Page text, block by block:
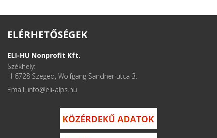
ELÉRHETŐSÉGEK
ELI-HU Nonprofit Kft.
Székhely:
H-6728 Szeged, Wolfgang Sandner utca 3.
Email: info